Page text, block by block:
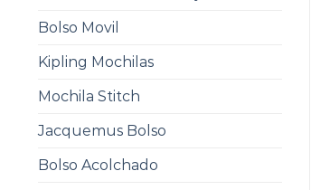
Bolso Movil
Kipling Mochilas
Mochila Stitch
Jacquemus Bolso
Bolso Acolchado